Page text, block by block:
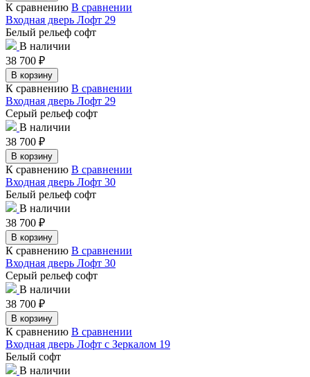
К сравнению В сравнении
Входная дверь Лофт 29
Белый рельеф софт
В наличии
38 700 ₽
В корзину
К сравнению В сравнении
Входная дверь Лофт 29
Серый рельеф софт
В наличии
38 700 ₽
В корзину
К сравнению В сравнении
Входная дверь Лофт 30
Белый рельеф софт
В наличии
38 700 ₽
В корзину
К сравнению В сравнении
Входная дверь Лофт 30
Серый рельеф софт
В наличии
38 700 ₽
В корзину
К сравнению В сравнении
Входная дверь Лофт с Зеркалом 19
Белый софт
В наличии